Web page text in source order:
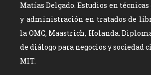
Matías Delgado. Estudios en
y administración en tratados de
la OMC, Maastrich, Holanda.
de diálogo para negocios y sociedad
MIT.